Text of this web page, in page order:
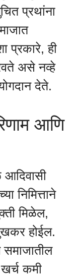
प्रथांना
प्रकारे, ही
असे नव्हे
देते.
आणि
निमित्ताने
मिळेल,
होईल.
समाजातील
कमी